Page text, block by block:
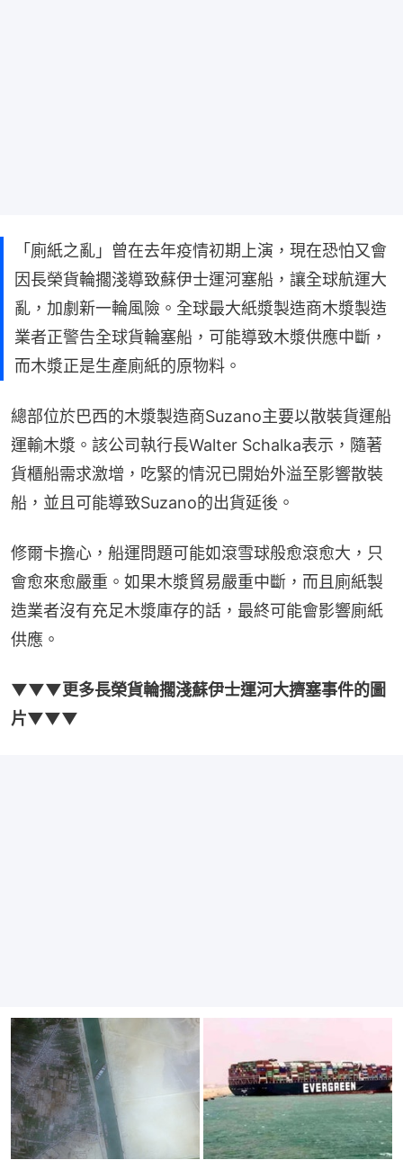
「廁紙之亂」曾在去年疫情初期上演，現在恐怕又會
因長榮貨輪擱淺導致蘇伊士運河塞船，讓全球航運大
亂，加劇新一輪風險。全球最大紙漿製造商木漿製造
業者正警告全球貨輪塞船，可能導致木漿供應中斷，
而木漿正是生產廁紙的原物料。
總部位於巴西的木漿製造商Suzano主要以散裝貨運船
運輸木漿。該公司執行長Walter Schalka表示，隨著
貨櫃船需求激增，吃緊的情況已開始外溢至影響散裝
船，並且可能導致Suzano的出貨延後。
修爾卡擔心，船運問題可能如滾雪球般愈滾愈大，只
會愈來愈嚴重。如果木漿貿易嚴重中斷，而且廁紙製
造業者沒有充足木漿庫存的話，最終可能會影響廁紙
供應。
▼▼▼更多長榮貨輪擱淺蘇伊士運河大擠塞事件的圖
片▼▼▼